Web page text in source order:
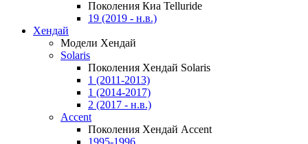
Поколения Киа Telluride
19 (2019 - н.в.)
Хендай
Модели Хендай
Solaris
Поколения Хендай Solaris
1 (2011-2013)
1 (2014-2017)
2 (2017 - н.в.)
Accent
Поколения Хендай Accent
1995-1996